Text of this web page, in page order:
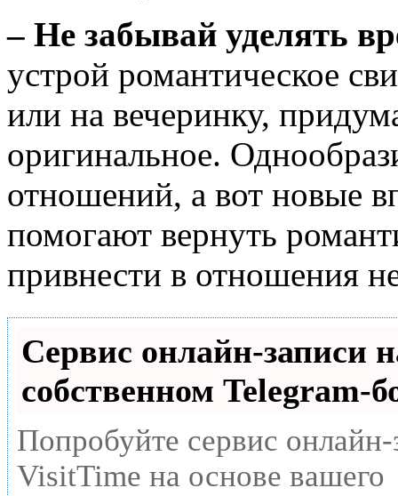
– Не забывай уделять
устрой романтическое
или на вечеринку,
оригинальное.
отношений, а вот новые
помогают вернуть
привнести в отношения
Сервис онлайн-записи
собственном Telegram-
Попробуйте сервис
VisitTime на основе вашего